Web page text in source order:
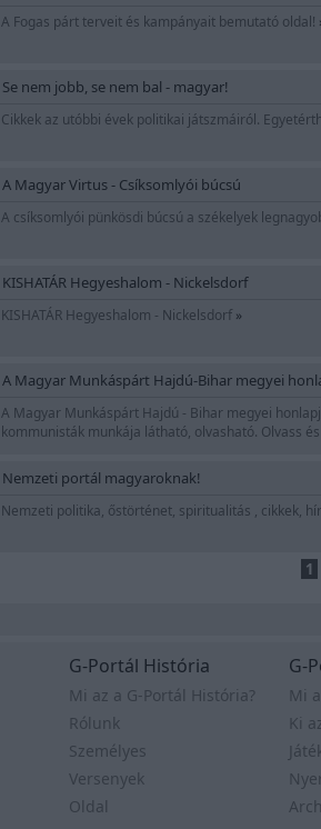
A Fogas párt terveit és kampányait bemutató oldal!
Se nem jobb, se nem bal - magyar!
Cikkek az utóbbi évek politikai játszmáiról.
A Magyar Virtus - Csíksomlyói búcsú
A csíksomlyói pünkösdi búcsú a székelyek
KISHATÁR Hegyeshalom - Nickelsdorf
KISHATÁR Hegyeshalom - Nickelsdorf »
A Magyar Munkáspárt Hajdú-Bihar megyei
A Magyar Munkáspárt Hajdú - Bihar megyei
kommunisták munkája látható, olvasható. Olvass
Nemzeti portál magyaroknak!
Nemzeti politika, őstörténet, spiritualitás , cikkek,
1
G-Portál História
Mi az a G-Portál História?
Rólunk
Személyes
Versenyek
Oldal
G-
Mi
Ki